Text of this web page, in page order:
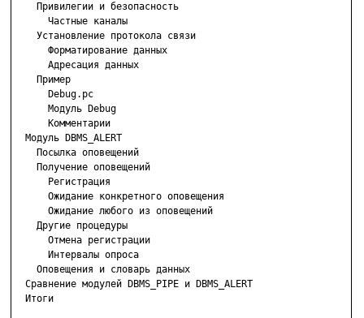
    Привилегии и безопасность
      Частные каналы
    Установление протокола связи
      Форматирование данных
      Адресация данных
    Пример
      Debug.pc
      Модуль Debug
      Комментарии
  Модуль DBMS_ALERT
    Посылка оповещений
    Получение оповещений
      Регистрация
      Ожидание конкретного оповещения
      Ожидание любого из оповещений
    Другие процедуры
      Отмена регистрации
      Интервалы опроса
    Оповещения и словарь данных
  Сравнение модулей DBMS_PIPE и DBMS_ALERT
  Итоги